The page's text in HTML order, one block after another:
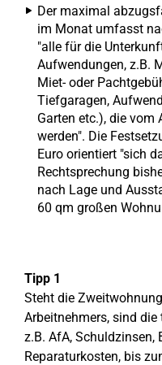
Der maximal
im Monat umfasst
"alle für die
Aufwendungen, z.B.
Miet- oder
Tiefgaragen,
Garten etc.), die vom
werden". Die
Euro orientiert "sich
Rechtsprechung
nach Lage und
60 qm großen
Tipp 1
Steht die
Arbeitnehmers, sind
z.B. AfA, Schuldzinsen,
Reparaturkosten, bis